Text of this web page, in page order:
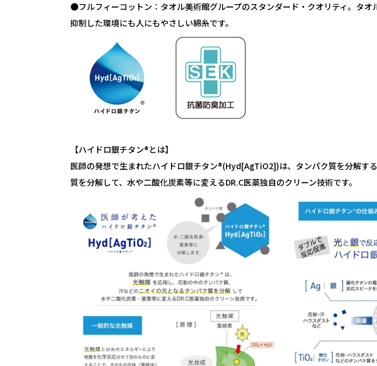
●フルフィーコットン：タオル美術館グループのスタンダード・クオリティ。タ
抑制した環境にも人にもやさしい綿糸です。
【ハイドロ銀チタン®とは】
医師の発想で生まれたハイドロ銀チタン®(Hyd[AgTiO2])は、タンパク質を分解
質を分解して、水や二酸化炭素等に変えるDR.C医薬独自のクリーン技術です。